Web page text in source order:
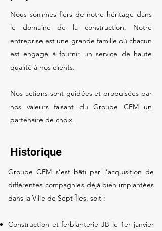
Nous sommes fiers de notre héritage dans
le domaine de la construction. Notre
entreprise est une grande famille où chacun
est engagé à fournir un service de haute
qualité à nos clients.
Nos actions sont guidées et propulsées par
nos valeurs faisant du Groupe CFM un
partenaire de choix.
Historique
Groupe CFM s’est bâti par l’acquisition de
différentes compagnies déjà bien implantées
dans la Ville de Sept-Îles, soit :
Construction et ferblanterie JB le 1er janvier